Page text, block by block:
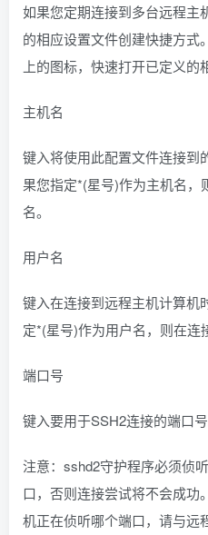
如果您定期连接到多台远程主
的相应设置文件创建快捷方式
上的图标，快速打开已定义的
主机名
键入将使用此配置文件连接到
果您指定*(星号)作为主机名
名。
用户名
键入在连接到远程主机计算机
定*(星号)作为用户名，则在连
端口号
键入要用于SSH2连接的端口号
注意：sshd2守护程序必须侦
口，否则连接尝试将不会成
机正在侦听哪个端口，请与远